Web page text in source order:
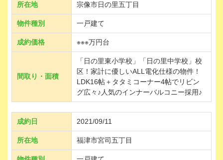
所在地 宗像市日の里五丁目
物件種別 一戸建て
成約価格 ※※※万円台
間取り・面積
「日の里東小学校」「日の里中学校」校
区！家計に優しいALL電化仕様の物件！
LDK16帖＋タタミコーナー4帖でリビン
グ広々♪人気のインナーバルコニー採用♪
成約日 2021/09/11
所在地 福津市宮司五丁目